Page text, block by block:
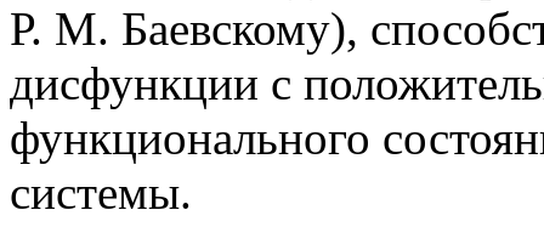
Р. М. Баевскому),
дисфункции с
функционального
системы.